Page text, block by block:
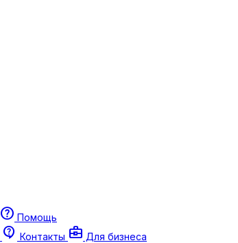
help Помощь
contact_support Контакты business_center Для бизнеса